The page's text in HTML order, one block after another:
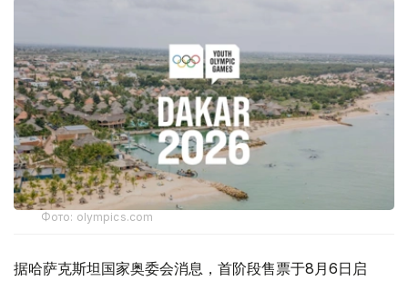
Фото: olympics.com
据哈萨克斯坦国家奥委会消息，首阶段售票于8月6日启